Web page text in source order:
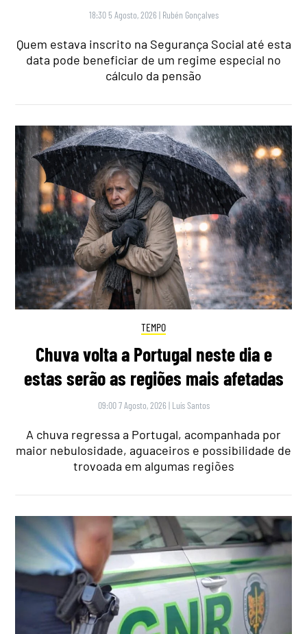
18:30 5 Agosto, 2026 | Rubén Gonçalves
Quem estava inscrito na Segurança Social até esta
data pode beneficiar de um regime especial no
cálculo da pensão
TEMPO
Chuva volta a Portugal neste dia e
estas serão as regiões mais afetadas
09:00 7 Agosto, 2026 | Luís Santos
A chuva regressa a Portugal, acompanhada por
maior nebulosidade, aguaceiros e possibilidade de
trovoada em algumas regiões